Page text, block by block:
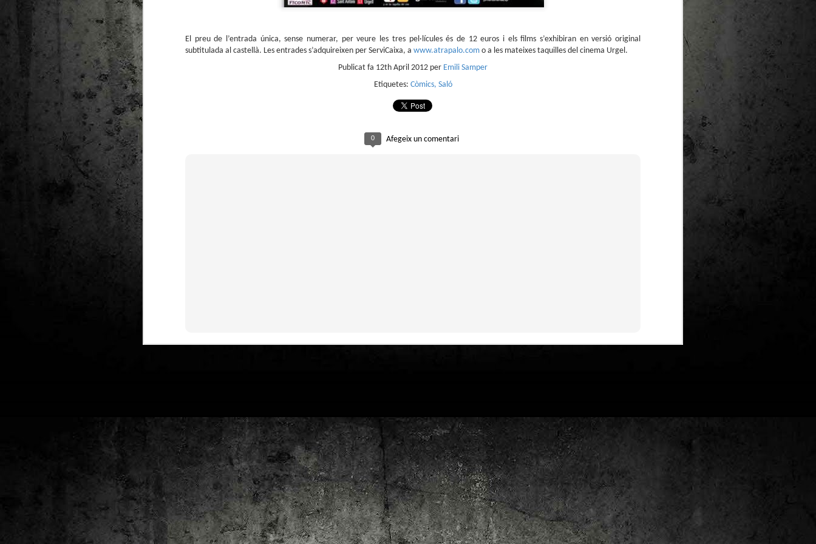
El preu de l’entrada única, sense numerar, per veure les tres pel·lícules és de 12 euros i els films s’exhibiran en versió original
subtitulada al castellà. Les entrades s’adquireixen per ServiCaixa, a www.atrapalo.com o a les mateixes taquilles del cinema Urgel.
Publicat fa 12th April 2012 per Emili Samper
Etiquetes: Còmics Saló
0 Afegeix un comentari
trimestre del club de lectura de còmics de la Biblioteca Pública de
trobades mensuals són per videoconferència.
Ja tinc a les mans el resultat d'una feina que m'ha portat a capbussar-me
els darrers temps en la història del còmic europeu i dels seus grans
Abans de tancar el 2024, arriba l'hora de presentar les lectures del
primer trimestre del 2025 del club de lectura de còmics de la Biblioteca
Pública de Tarragona, gratuït i virtual. El menú, ben variat: un personatge
clàssic, l'adaptació d'una novel·la molt coneguda (i llegida) i una novetat molt
impactant. Aquí en teniu els detalls!
Gener
Corto Maltés.
OCT